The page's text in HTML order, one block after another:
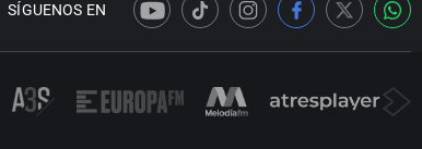
SÍGUENOS EN